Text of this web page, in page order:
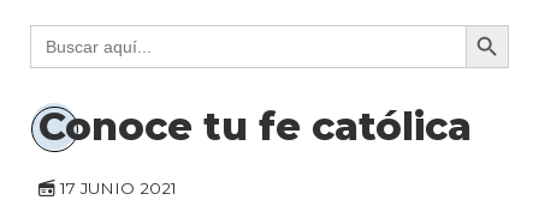
Buscar: Botón
Conoce tu fe católica
17 JUNIO 2021